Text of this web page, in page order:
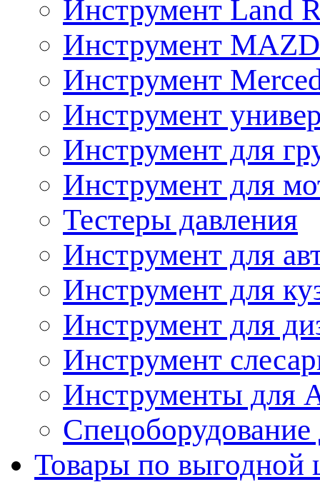
Инструмент Land
Инструмент
Инструмент
Инструмент
Инструмент для
Инструмент для
Тестеры давления
Инструмент для
Инструмент для
Инструмент для
Инструмент
Инструменты
Спецоборудование
Товары по выгодной